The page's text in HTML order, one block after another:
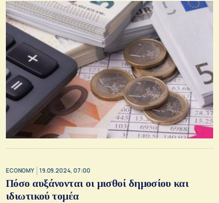
ECONOMY 19.09.2024, 07:00
Πόσο αυξάνονται οι μισθοί δημοσίου και
ιδιωτικού τομέα